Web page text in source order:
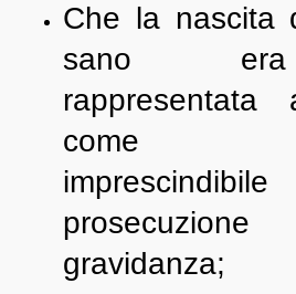
Che la nascita
sano
rappresentata
come
gravidanza;